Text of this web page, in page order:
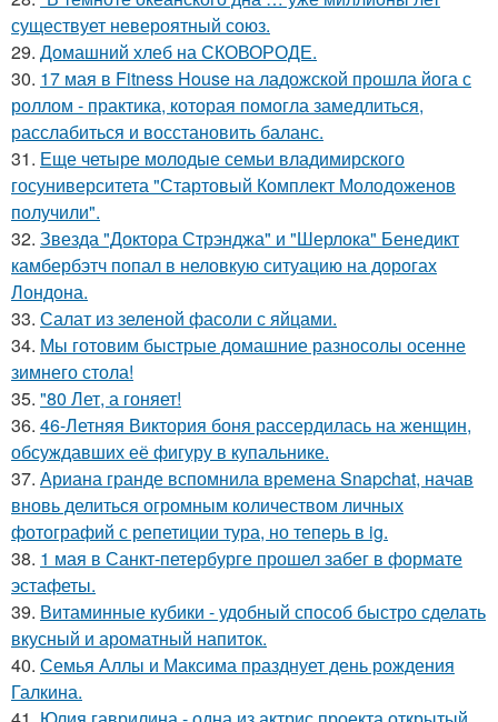
существует невероятный союз.
29. Домашний хлеб на СКОВОРОДЕ.
30. 17 мая в Fitness House на ладожской прошла йога с
роллом - практика, которая помогла замедлиться,
расслабиться и восстановить баланс.
31. Еще четыре молодые семьи владимирского
госуниверситета "Стартовый Комплект Молодоженов
получили".
32. Звезда "Доктора Стрэнджа" и "Шерлока" Бенедикт
камбербэтч попал в неловкую ситуацию на дорогах
Лондона.
33. Салат из зеленой фасоли с яйцами.
34. Мы готовим быстрые домашние разносолы осенне
зимнего стола!
35. "80 Лет, а гоняет!
36. 46-Летняя Виктория боня рассердилась на женщин,
обсуждавших её фигуру в купальнике.
37. Ариана гранде вспомнила времена Snapchat, начав
вновь делиться огромным количеством личных
фотографий с репетиции тура, но теперь в ig.
38. 1 мая в Санкт-петербурге прошел забег в формате
эстафеты.
39. Витаминные кубики - удобный способ быстро сделать
вкусный и ароматный напиток.
40. Семья Аллы и Максима празднует день рождения
Галкина.